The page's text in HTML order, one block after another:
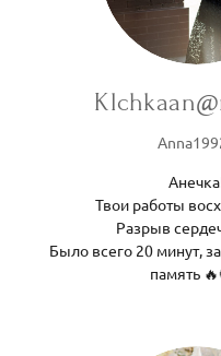
Твои работы
Разрыв
Было всего 20 минут,
память